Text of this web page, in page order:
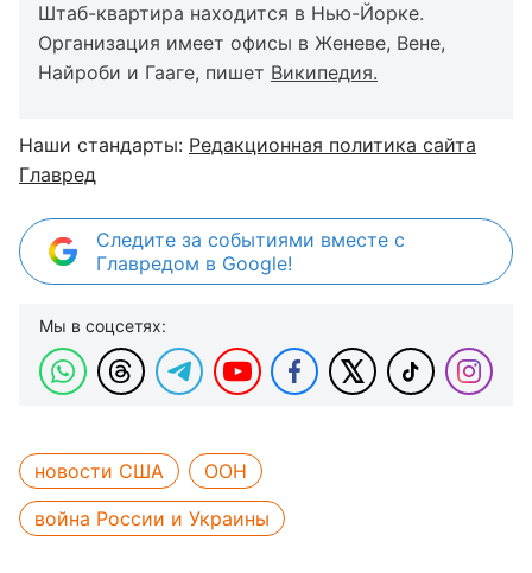
Штаб-квартира находится в Нью-Йорке.
Организация имеет офисы в Женеве, Вене,
Найроби и Гааге, пишет Википедия.
Наши стандарты: Редакционная политика сайта
Главред
Следите за событиями вместе с
Главредом в Google!
Мы в соцсетях:
новости США
ООН
война России и Украины